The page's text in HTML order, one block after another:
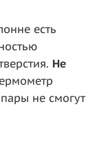
есть
Не
не смогут